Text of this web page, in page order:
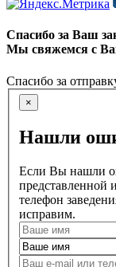
Спасибо за Ваш
Мы свяжемся с
Спасибо за
×
Нашли
Если Вы нашли
представленной
телефон
исправим.